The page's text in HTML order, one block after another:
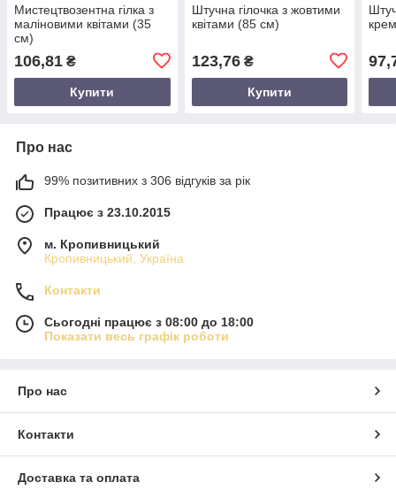
Мистецтвозентна гілка з
маліновими квітами (35
см)
106,81 ₴
Купити
Штучна гілочка з жовтими
квітами (85 см)
123,76₴
Купити
Про нас
99% позитивних з 306 відгуків за рік
Працює з 23.10.2015
м. Кропивницький
Кропивницький, Україна
Контакти
Сьогодні працює з 08:00 до 18:00
Показати весь графік роботи
Про нас
Контакти
Доставка та оплата